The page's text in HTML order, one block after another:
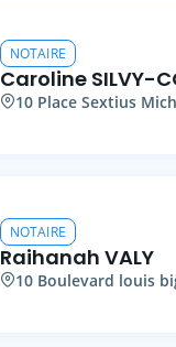
NOTAIRE
Caroline SILVY-
10 Place Sextius
NOTAIRE
Raihanah VALY
10 Boulevard louis